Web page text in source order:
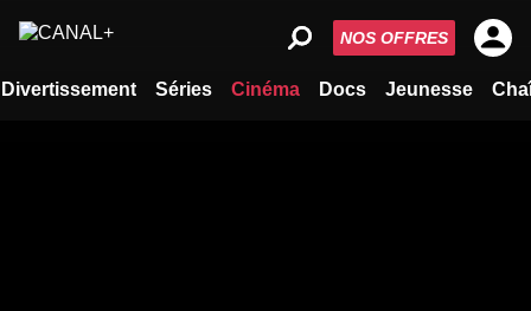
Divertissement Séries Cinéma Docs Jeunesse
NOS OFFRES